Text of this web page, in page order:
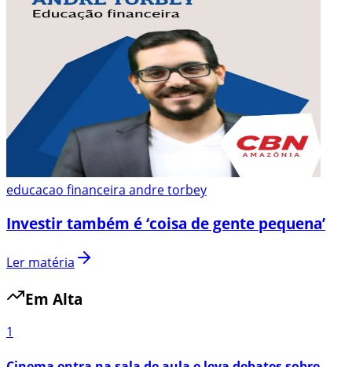
educacao financeira andre torbey
Investir também é ‘coisa de gente pequena’
Ler matéria
Em Alta
1